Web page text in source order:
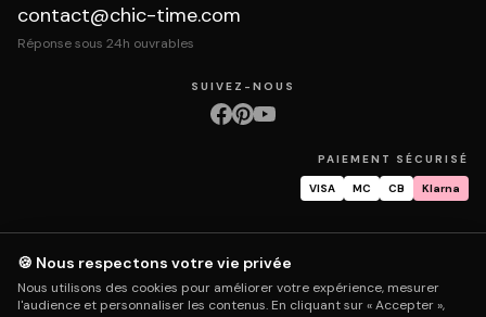
contact@chic-time.com
Réponse sous 24h ouvrables
SUIVEZ-NOUS
PAIEMENT SÉCURISÉ
VISA MC CB Klarna
À proposContactMentions légales CGVProtection des données
Retours & échangesDroit de rétractationLivraisonSuivi commande
Garantie & réparationFAQMon compte
🍪 Nous respectons votre vie privée
Nous utilisons des cookies pour améliorer votre expérience, mesurer
l'audience et personnaliser les contenus. En cliquant sur « Accepter »,